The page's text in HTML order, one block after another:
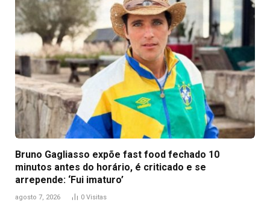
Bruno Gagliasso expõe fast food fechado 10
minutos antes do horário, é criticado e se
arrepende: ‘Fui imaturo’
agosto 7, 2026 0 Visitas